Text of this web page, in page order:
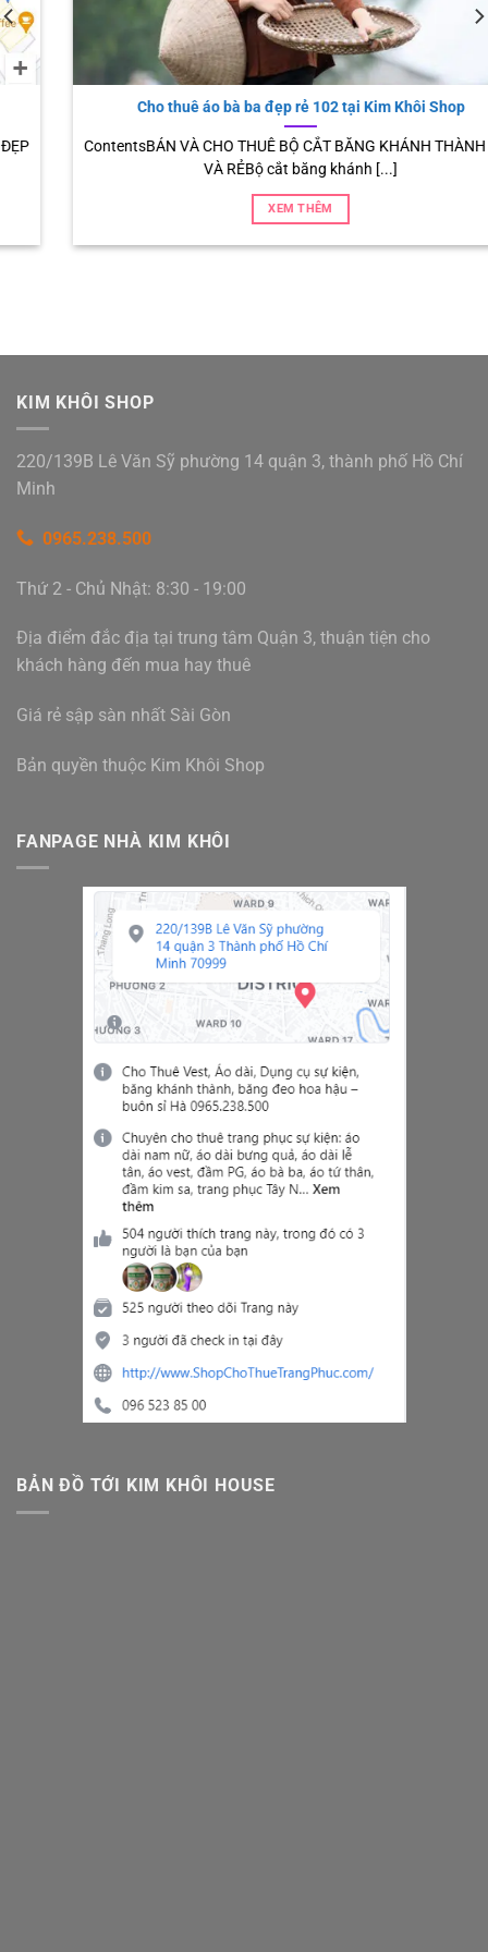
Cho thuê áo bà ba đẹp rẻ 102 tại Kim Khôi Shop
ContentsBÁN VÀ CHO THUÊ BỘ CẮT BĂNG KHÁNH THÀNH ĐẸP
VÀ RẺBộ cắt băng khánh [...]
XEM THÊM
KIM KHÔI SHOP
220/139B Lê Văn Sỹ phường 14 quận 3, thành phố Hồ Chí
Minh
0965.238.500
Thứ 2 - Chủ Nhật: 8:30 - 19:00
Địa điểm đắc địa tại trung tâm Quận 3, thuận tiện cho
khách hàng đến mua hay thuê
Giá rẻ sập sàn nhất Sài Gòn
Bản quyền thuộc Kim Khôi Shop
FANPAGE NHÀ KIM KHÔI
BẢN ĐỒ TỚI KIM KHÔI HOUSE